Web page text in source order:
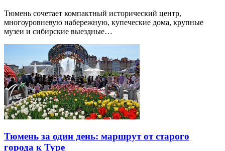
Тюмень сочетает компактный исторический центр,
многоуровневую набережную, купеческие дома, крупные
музеи и сибирские выездные…
Тюмень за один день: маршрут от старого
города к Туре